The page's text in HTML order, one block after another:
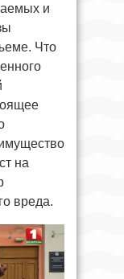
и
Что
на
вреда.